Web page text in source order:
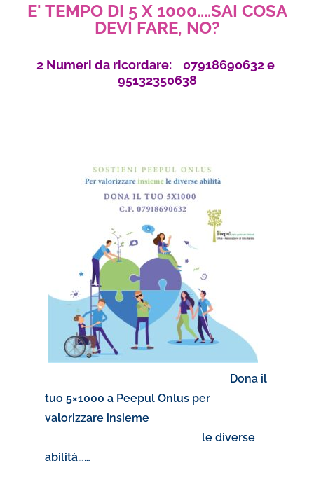
E' TEMPO DI 5 X 1000....SAI COSA
DEVI FARE, NO?
2 Numeri da ricordare: 07918690632 e
95132350638
Dona il
tuo 5×1000 a Peepul Onlus per
valorizzare insieme
le diverse
abilità……